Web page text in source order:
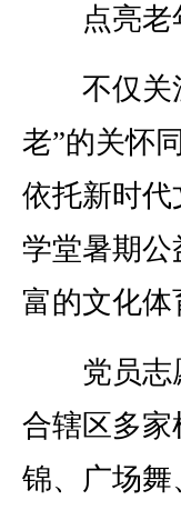
点亮老
不仅关注
老”的关怀
依托新时代
学堂暑期
富的文化体
党员志愿
合辖区多
锦、广场